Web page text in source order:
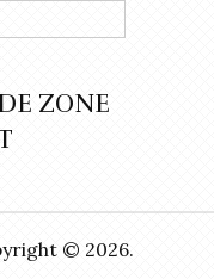
ZONE
© 2026.